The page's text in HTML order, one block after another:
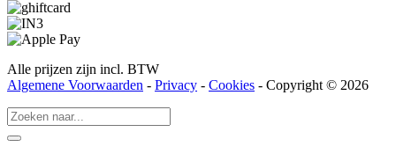
Alle prijzen zijn incl. BTW
Algemene Voorwaarden - Privacy - Cookies - Copyright © 2026